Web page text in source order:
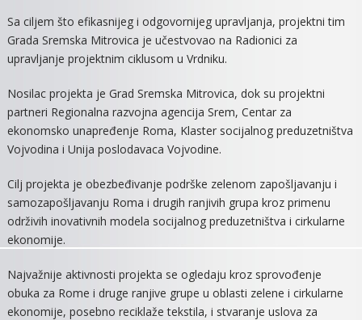
Sa ciljem što efikasnijeg i odgovornijeg upravljanja, projektni tim
Grada Sremska Mitrovica je učestvovao na Radionici za
upravljanje projektnim ciklusom u Vrdniku.
Nosilac projekta je Grad Sremska Mitrovica, dok su projektni
partneri Regionalna razvojna agencija Srem, Centar za
ekonomsko unapređenje Roma, Klaster socijalnog preduzetništva
Vojvodina i Unija poslodavaca Vojvodine.
Cilj projekta je obezbeđivanje podrške zelenom zapošljavanju i
samozapošljavanju Roma i drugih ranjivih grupa kroz primenu
održivih inovativnih modela socijalnog preduzetništva i cirkularne
ekonomije.
Najvažnije aktivnosti projekta se ogledaju kroz sprovođenje
obuka za Rome i druge ranjive grupe u oblasti zelene i cirkularne
ekonomije, posebno reciklaže tekstila, i stvaranje uslova za